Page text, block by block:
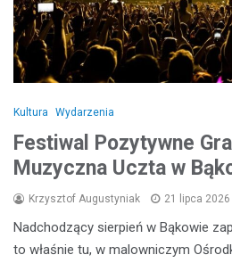
Kultura Wydarzenia
Festiwal Pozytywne
Muzyczna Uczta w
Krzysztof Augustyniak 21 lipca 2026
Nadchodzący sierpień w Bąkowie
to właśnie tu, w malowniczym